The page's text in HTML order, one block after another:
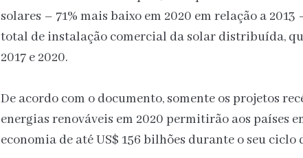
solares – 71% mais baixo em 2020 em relação a
total de instalação comercial da solar distribuída,
2017 e 2020.
De acordo com o documento, somente os projetos
energias renováveis em 2020 permitirão aos países
economia de até US$ 156 bilhões durante o seu ciclo